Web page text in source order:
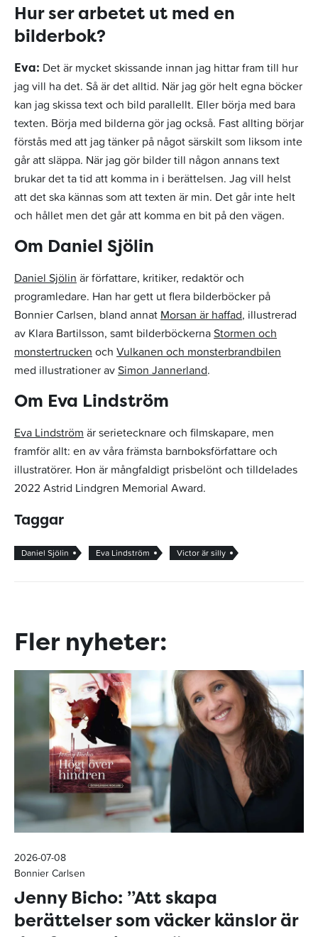
Hur ser arbetet ut med en
bilderbok?
Eva: Det är mycket skissande innan jag hittar fram till hur
jag vill ha det. Så är det alltid. När jag gör helt egna böcker
kan jag skissa text och bild parallellt. Eller börja med bara
texten. Börja med bilderna gör jag också. Fast allting börjar
förstås med att jag tänker på något särskilt som liksom inte
går att släppa. När jag gör bilder till någon annans text
brukar det ta tid att komma in i berättelsen. Jag vill helst
att det ska kännas som att texten är min. Det går inte helt
och hållet men det går att komma en bit på den vägen.
Om Daniel Sjölin
Daniel Sjölin är författare, kritiker, redaktör och
programledare. Han har gett ut flera bilderböcker på
Bonnier Carlsen, bland annat Morsan är haffad, illustrerad
av Klara Bartilsson, samt bilderböckerna Stormen och
monstertrucken och Vulkanen och monsterbrandbilen
med illustrationer av Simon Jannerland.
Om Eva Lindström
Eva Lindström är serietecknare och filmskapare, men
framför allt: en av våra främsta barnboksförfattare och
illustratörer. Hon är mångfaldigt prisbelönt och tilldelades
2022 Astrid Lindgren Memorial Award.
Taggar
Daniel Sjölin Eva Lindström Victor är silly
Fler nyheter:
2026-07-08
Bonnier Carlsen
Jenny Bicho: ”Att skapa
berättelser som väcker känslor är